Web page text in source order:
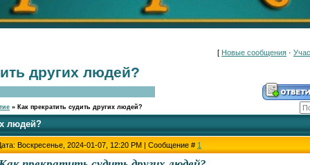
[ Новые сообщения ·
других людей?
» Как прекратить судить других людей?
людей?
Воскресенье, 2024-01-07, 12:20 PM | Сообщение # 1